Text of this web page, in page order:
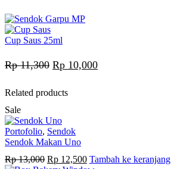
Cup Saus 25ml
Rp11,300 Harga
adalah:
Rp 11,300.
Rp 10,000Harga
Related products
Sale
Portofolio, Sendok
Sendok Makan Uno
Rp13,000 Harga
Rp 12,500Harga
Tambah ke keranjang